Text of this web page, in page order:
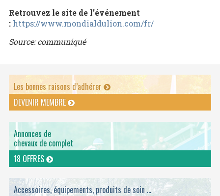
Retrouvez le site de l’événement
: https://www.mondialdulion.com/fr/
Source: communiqué
Les bonnes raisons d’adhérer
DEVENIR MEMBRE
Annonces de
chevaux de complet
18 OFFRES
Accessoires, équipements, produits de soin ...